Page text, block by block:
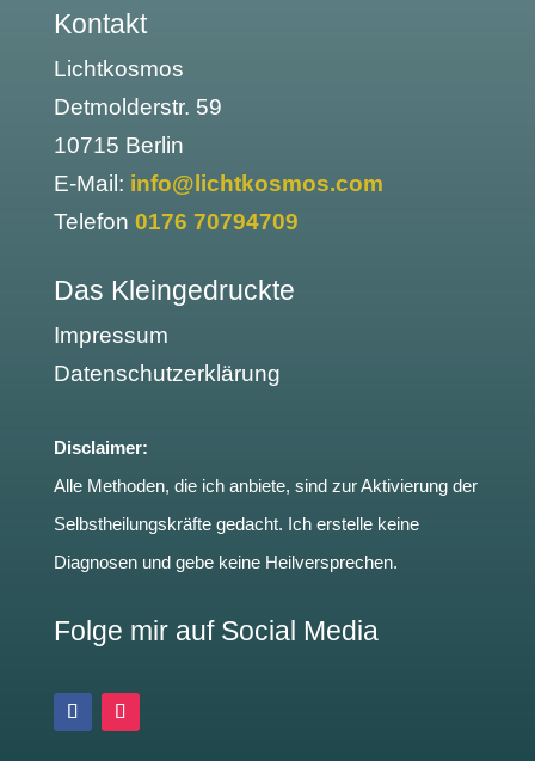
Kontakt
Lichtkosmos
Detmolderstr. 59
10715 Berlin
E-Mail: info@lichtkosmos.com
Telefon 0176 70794709
Das Kleingedruckte
Impressum
Datenschutzerklärung
Disclaimer:
Alle Methoden, die ich anbiete, sind zur Aktivierung der
Selbstheilungskräfte gedacht. Ich erstelle keine
Diagnosen und gebe keine Heilversprechen.
Folge mir auf Social Media